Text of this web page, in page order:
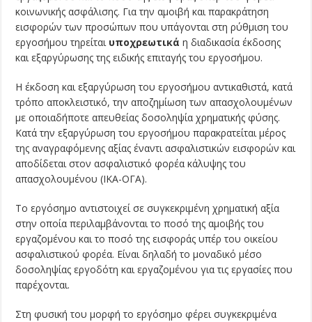
κοινωνικής ασφάλισης. Για την αμοιβή και παρακράτηση
εισφορών των προσώπων που υπάγονται στη ρύθμιση του
εργοσήμου τηρείται υποχρεωτικάη διαδικασία έκδοσης
και εξαργύρωσης της ειδικής επιταγής του εργοσήμου.
Η έκδοση και εξαργύρωση του εργοσήμου αντικαθιστά, κατά
τρόπο αποκλειστικό, την αποζημίωση των απασχολουμένων
με οποιαδήποτε απευθείας δοσοληψία χρηματικής φύσης.
Κατά την εξαργύρωση του εργοσήμου παρακρατείται μέρος
της αναγραφόμενης αξίας έναντι ασφαλιστικών εισφορών και
αποδίδεται στον ασφαλιστικό φορέα κάλυψης του
απασχολουμένου (ΙΚΑ-ΟΓΑ).
Το εργόσημο αντιστοιχεί σε συγκεκριμένη χρηματική αξία
στην οποία περιλαμβάνονται το ποσό της αμοιβής του
εργαζομένου και το ποσό της εισφοράς υπέρ του οικείου
ασφαλιστικού φορέα. Είναι δηλαδή το μοναδικό μέσο
δοσοληψίας εργοδότη και εργαζομένου για τις εργασίες που
παρέχονται.
Στη φυσική του μορφή το εργόσημο φέρει συγκεκριμένα